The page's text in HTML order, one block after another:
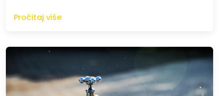
Pročitaj više